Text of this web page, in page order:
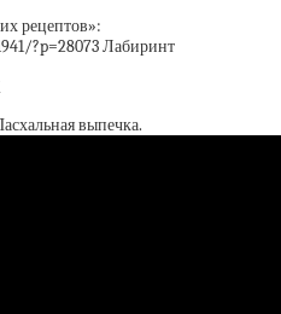
рецептов»:
?p=28073 Лабиринт
выпечка.